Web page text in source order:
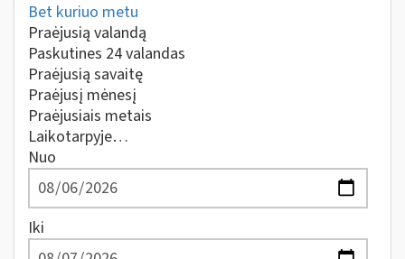
Bet kuriuo metu
Praėjusią valandą
Paskutines 24 valandas
Praėjusią savaitę
Praėjusį mėnesį
Praėjusiais metais
Laikotarpyje…
Nuo
Iki